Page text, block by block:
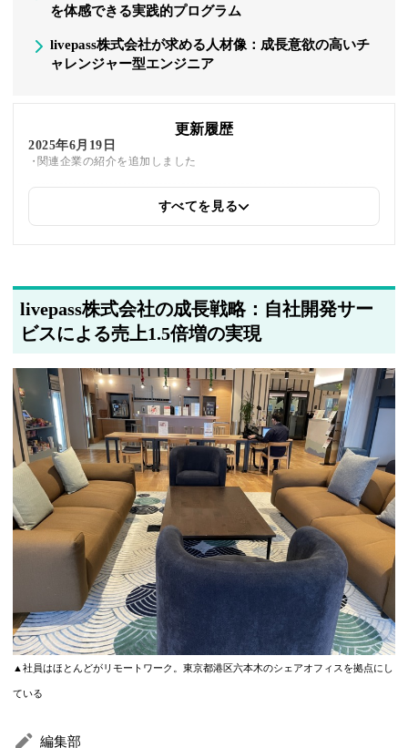
を体感できる実践的プログラム
livepass株式会社が求める人材像：成長意欲の高いチ
ャレンジャー型エンジニア
更新履歴
2025年6月19日
関連企業の紹介を追加しました
筆者情報を更新しました
すべてを見る
livepass株式会社の成長戦略：自社開発サー
ビスによる売上1.5倍増の実現
▲社員はほとんどがリモートワーク。東京都港区六本木のシェアオフィスを拠点にし
ている
編集部